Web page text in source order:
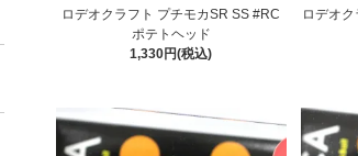
ロデオクラフト プチモカSR SS #RC
ポテトヘッド
1,330円(税込)
ロデオ